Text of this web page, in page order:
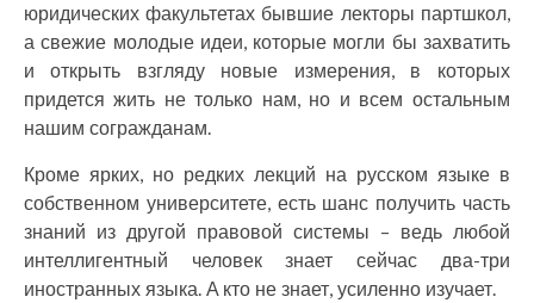
юридических факультетах бывшие лекторы партшкол,
а свежие молодые идеи, которые могли бы захватить
и открыть взгляду новые измерения, в которых
придется жить не только нам, но и всем остальным
нашим согражданам.
Кроме ярких, но редких лекций на русском языке в
собственном университете, есть шанс получить часть
знаний из другой правовой системы – ведь любой
интеллигентный человек знает сейчас два-три
иностранных языка. А кто не знает, усиленно изучает.